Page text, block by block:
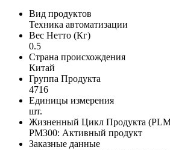
Вид продуктов
Техника автоматизации
Вес Нетто (Кг)
0.5
Страна происхождения
Китай
Группа Продукта
4716
Единицы измерения
шт.
Жизненный Цикл Продукта
PM300: Активный продукт
Заказные данные